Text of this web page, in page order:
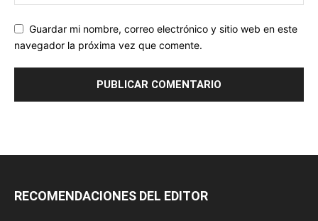
Guardar mi nombre, correo electrónico y sitio web en este
navegador la próxima vez que comente.
RECOMENDACIONES DEL EDITOR